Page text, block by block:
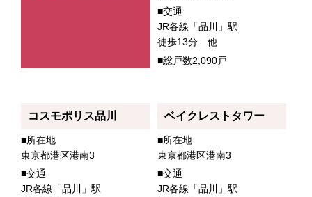
■交通
JR各線「品川」駅
徒歩13分 他
■総戸数2,090戸
コスモポリス品川
■所在地
東京都港区港南3
■交通
JR各線「品川」駅
ベイクレストタワー
■所在地
東京都港区港南3
■交通
JR各線「品川」駅